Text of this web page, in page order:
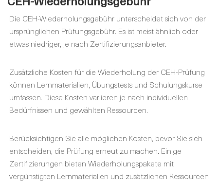
Die CEH-Wiederholungsgebühr unterscheidet sich von der
ursprünglichen Prüfungsgebühr. Es ist meist ähnlich oder
etwas niedriger, je nach Zertifizierungsanbieter.
Zusätzliche Kosten für die Wiederholung der CEH-Prüfung
können Lernmaterialien, Übungstests und Schulungskurse
umfassen. Diese Kosten variieren je nach individuellen
Bedürfnissen und gewählten Ressourcen.
Berücksichtigen Sie alle möglichen Kosten, bevor Sie sich
entscheiden, die Prüfung erneut zu machen. Einige
Zertifizierungen bieten Wiederholungspakete mit
vergünstigten Lernmaterialien und zusätzlichen Ressourcen